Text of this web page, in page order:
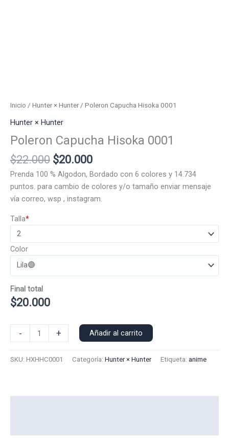
Inicio / Hunter × Hunter/ Poleron Capucha Hisoka 0001
Hunter × Hunter
Poleron Capucha Hisoka 0001
$22.000 El
precio
original
era:
$20.000El
precio
actual
es:
Prenda 100 % Algodon, Bordado con 6 colores y 14.734
puntos. para cambio de colores y/o tamaño enviar mensaje
vía correo, wsp , instagram.
*
Talla
Color
Final total
$20.000
-
Capucha
+ Añadir al carrito
SKU: HXHHC0001 Categoría: Hunter × Hunter Etiqueta: anime